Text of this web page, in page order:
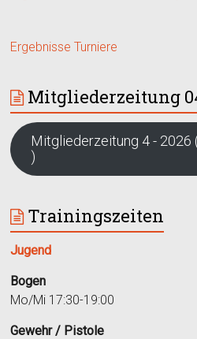
Ergebnisse Turniere
Mitgliederzeitung
Mitgliederzeitung 4 - 2026
)
Trainingszeiten
Jugend
Bogen
Mo/Mi 17:30-19:00
Gewehr / Pistole